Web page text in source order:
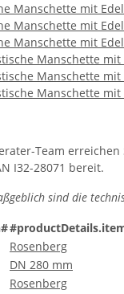
Manschette mit
Manschette mit
Manschette mit
Manschette
Manschette
Manschette
Team
I32-28071 bereit.
sind die
Rosenberg
DN 280 mm
Rosenberg